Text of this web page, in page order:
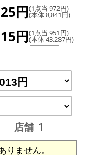
円(1点当 972円)
(本体 8,841円)
円(1点当 951円)
(本体 43,287円)
店舗 1
ません。